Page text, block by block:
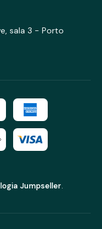
sala 3 - Porto
Jumpseller.